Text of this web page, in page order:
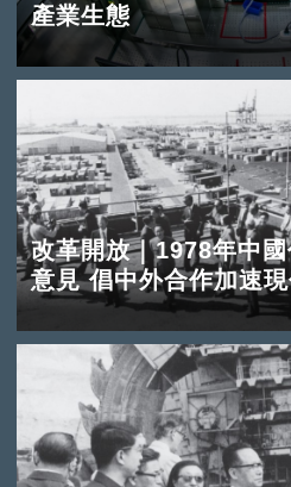
產業生態
改革開放｜1978年中
意見 倡中外合作加速